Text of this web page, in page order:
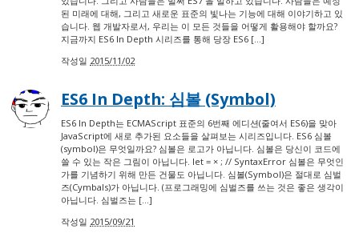
된 미래에 대해, 그리고 새로운 표준의 빛나는 기능에 대해 이야기하고 있
습니다. 웹 개발자로서, 우리는 이 모든 것들을 어떻게 활용해야 할까요?
지금까지 ES6 In Depth 시리즈를 통해 당장 ES6 […]
작성일 2015/11/02
ES6 In Depth: 심볼 (Symbol)
ES6 In Depth는 ECMAScript 표준의 6번째 에디션(줄여서 ES6)을 맞아
JavaScript에 새로 추가된 요소들을 살펴보는 시리즈입니다. ES6 심볼
(symbol)은 무엇일까요? 심볼은 로고가 아닙니다. 심볼은 당신이 코드에
쓸 수 있는 작은 그림이 아닙니다. let = × ; // SyntaxError 심볼은 무엇인
가를 기념하기 위해 만든 건물도 아닙니다. 심볼(Symbol)은 절대로 심벌
즈(Cymbals)가 아닙니다. (프로그래밍에 심벌즈를 쓰는 것은 좋은 생각이
아닙니다. 심벌즈는 […]
작성일 2015/09/21